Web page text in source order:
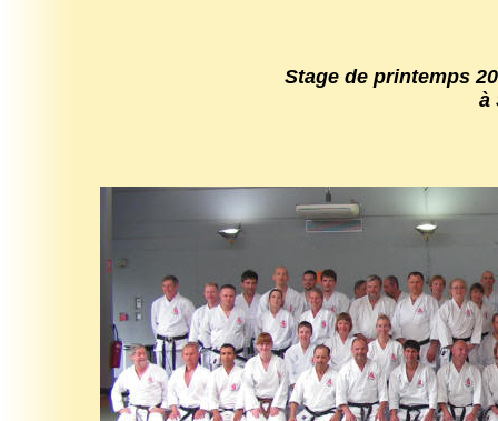
Stage de printemps
à